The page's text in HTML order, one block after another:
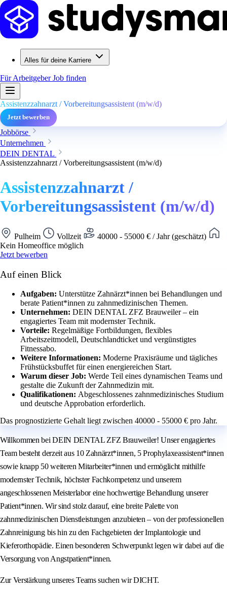
Alles für deine Karriere
Für ArbeitgeberJob finden
Assistenzzahnarzt / Vorbereitungsassistent (m/w/d)
Jetzt bewerben
Jobbörse
Unternehmen
DEIN DENTAL
Assistenzzahnarzt / Vorbereitungsassistent (m/w/d)
Assistenzzahnarzt /
Vorbereitungsassistent (m/w/d)
Pulheim Vollzeit
40000 - 55000 € / Jahr (geschätzt)
Kein Homeoffice möglich
Jetzt bewerben
Auf einen Blick
Aufgaben: Unterstütze Zahnärzt*innen bei Behandlungen und
berate Patient*innen zu zahnmedizinischen Themen.
Unternehmen: DEIN DENTAL ZFZ Brauweiler – ein
engagiertes Team mit modernster Technik.
Vorteile: Regelmäßige Fortbildungen, flexibles
Arbeitszeitmodell, Deutschlandticket und vergünstigtes
Fitnessabo.
Weitere Informationen: Moderne Praxisräume und tägliches
Frühstücksbuffet für einen energiereichen Start.
Warum dieser Job: Werde Teil eines dynamischen Teams und
gestalte die Zukunft der Zahnmedizin mit.
Qualifikationen: Abgeschlossenes zahnmedizinisches Studium
und deutsche Approbation erforderlich.
Das prognostizierte Gehalt liegt zwischen 40000 - 55000 € pro Jahr.
Willkommen bei DEIN DENTAL ZFZ Brauweiler! Unser engagiertes
Team besteht derzeit aus 10 Zahnärzt*innen, 5 Prophylaxeassistent*innen
sowie knapp 50 weiteren Mitarbeiter*innen und ermöglicht mithilfe
modernster Technik, höchster Fachkompetenz und unserem
angeschlossenen Meisterlabor eine hochwertige Behandlung unserer
Patient*innen. Wir sind stolz darauf, eine breite Palette von
zahnmedizinischen Dienstleistungen anzubieten – von der professionellen
Zahnreinigung bis hin zu den Fachgebieten der Implantologie und
Kieferorthopädie. Einen besonderen Schwerpunkt legen wir dabei auf die
Versorgung von Angstpatient*innen.
Zur Verstärkung unseres Teams suchen wir DICHT.